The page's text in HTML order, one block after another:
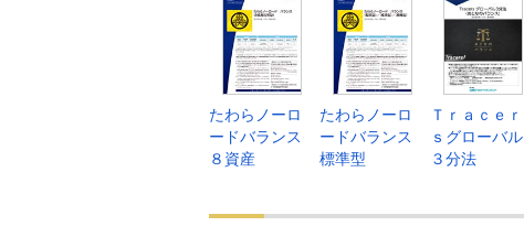
たわらノーロ
ードバランス
８資産
たわらノーロ
ードバランス
標準型
Ｔｒａｃｅｒ
ｓグローバル
３分法